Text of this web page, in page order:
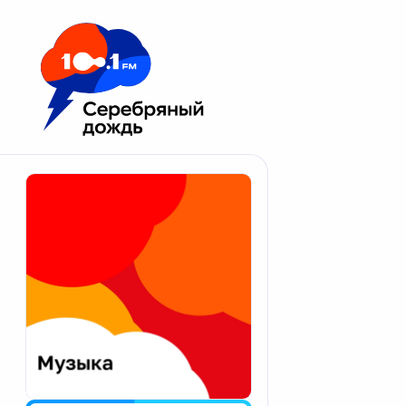
Москва 100.1 FM
Апатиты
Екатеринбург
Калининград
Калуга